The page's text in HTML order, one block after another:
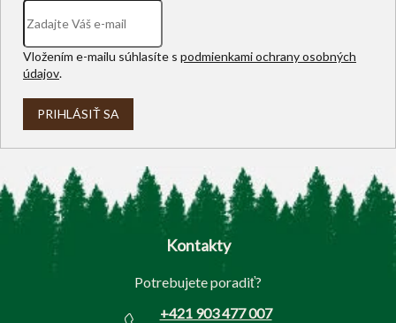
Vložením e-mailu súhlasíte s podmienkami ochrany osobných
údajov.
PRIHLÁSIŤ SA
Z
Kontakty
Potrebujete poradiť?
+421 903 477 007